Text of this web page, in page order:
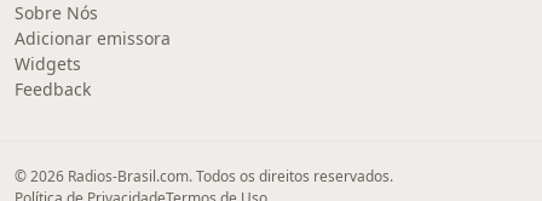
Sobre Nós
Adicionar emissora
Widgets
Feedback
© 2026 Radios-Brasil.com. Todos os direitos reservados.